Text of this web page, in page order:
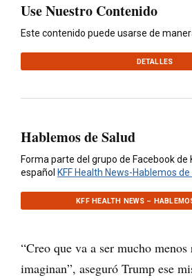
Use Nuestro Contenido
Este contenido puede usarse de
DETALLES
Hablemos de Salud
Forma parte del grupo de Facebook de
español KFF Health News-Hablemos de
KFF HEALTH NEWS –
“Creo que va a ser mucho
imaginan”, aseguró Trump ese